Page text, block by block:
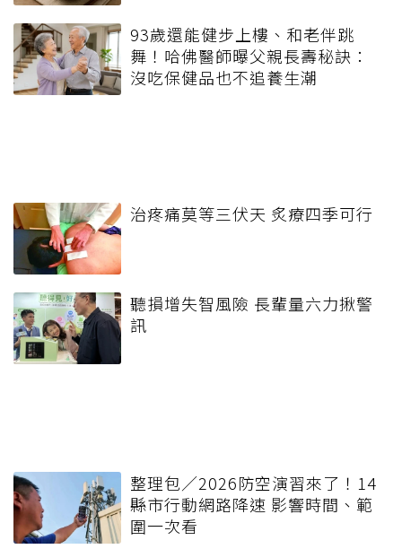
93歲還能健步上樓、和老伴跳
舞！哈佛醫師曝父親長壽秘訣：
沒吃保健品也不追養生潮
治疼痛莫等三伏天 炙療四季可行
聽損增失智風險 長輩量六力揪警
訊
整理包／2026防空演習來了！14
縣市行動網路降速 影響時間、範
圍一次看